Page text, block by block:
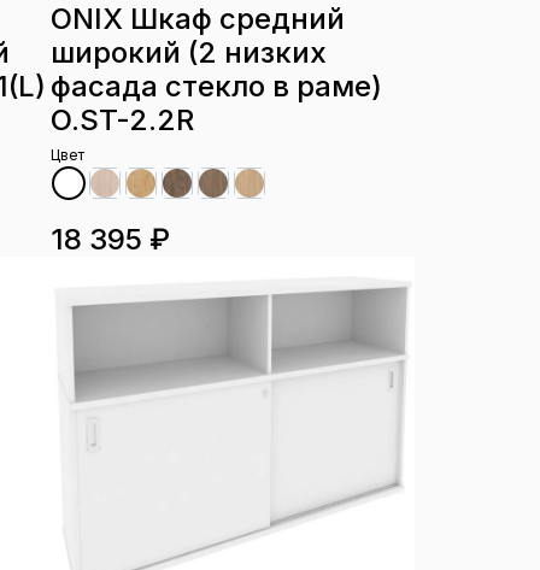
ONIX Шкаф средний
широкий (2 низких
фасада стекло в раме)
O.ST-2.2R
Цвет
18 395 ₽